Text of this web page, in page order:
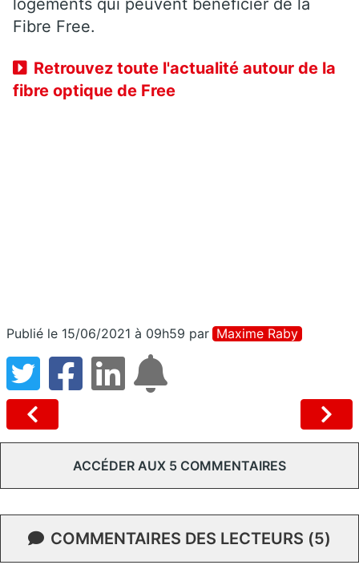
logements qui peuvent bénéficier de la
Fibre Free.
Retrouvez toute l'actualité autour de la
fibre optique de Free
Publié le 15/06/2021 à 09h59 par Maxime Raby
ACCÉDER AUX 5 COMMENTAIRES
COMMENTAIRES DES LECTEURS (5)